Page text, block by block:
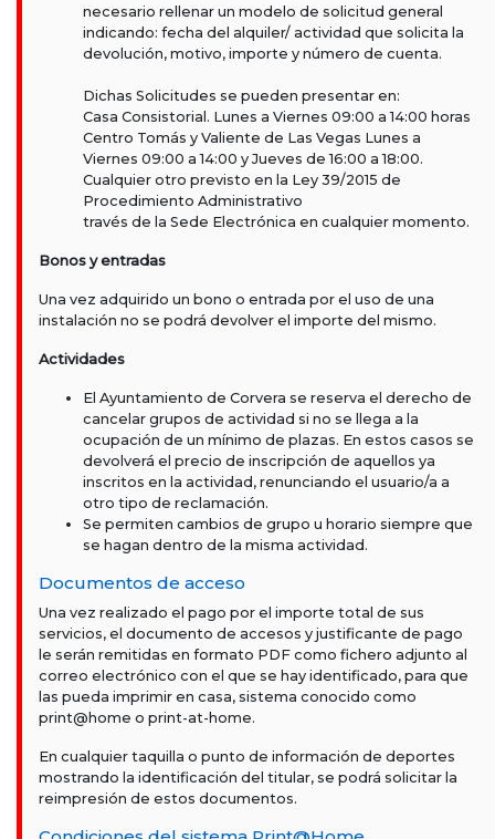
necesario rellenar un modelo de solicitud general
indicando: fecha del alquiler/ actividad que solicita la
devolución, motivo, importe y número de cuenta.
Dichas Solicitudes se pueden presentar en:
Casa Consistorial. Lunes a Viernes 09:00 a 14:00 horas
Centro Tomás y Valiente de Las Vegas Lunes a
Viernes 09:00 a 14:00 y Jueves de 16:00 a 18:00.
Cualquier otro previsto en la Ley 39/2015 de
Procedimiento Administrativo
través de la Sede Electrónica en cualquier momento.
Bonos y entradas
Una vez adquirido un bono o entrada por el uso de una
instalación no se podrá devolver el importe del mismo.
Actividades
El Ayuntamiento de Corvera se reserva el derecho de
cancelar grupos de actividad si no se llega a la
ocupación de un mínimo de plazas. En estos casos se
devolverá el precio de inscripción de aquellos ya
inscritos en la actividad, renunciando el usuario/a a
otro tipo de reclamación.
Se permiten cambios de grupo u horario siempre que
se hagan dentro de la misma actividad.
Documentos de acceso
Una vez realizado el pago por el importe total de sus
servicios, el documento de accesos y justificante de pago
le serán remitidas en formato PDF como fichero adjunto al
correo electrónico con el que se hay identificado, para que
las pueda imprimir en casa, sistema conocido como
print@home o print-at-home.
En cualquier taquilla o punto de información de deportes
mostrando la identificación del titular, se podrá solicitar la
reimpresión de estos documentos.